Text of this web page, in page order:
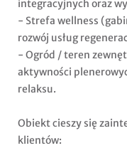
integracyjnych oraz
- Strefa wellness
rozwój usług
- Ogród / teren
aktywności
relaksu.
Obiekt cieszy się
klientów: